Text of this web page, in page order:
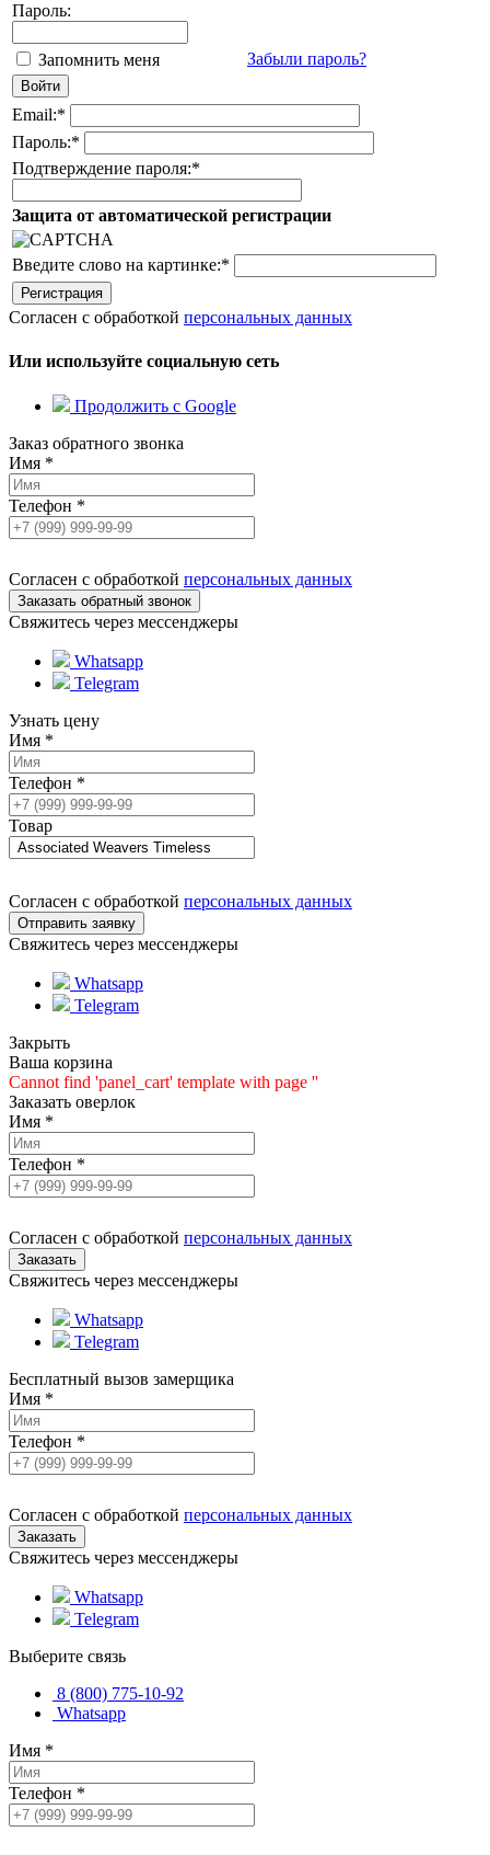
Пароль:
Запомнить меня Забыли пароль?
Email:*
Пароль:*
Подтверждение пароля:*
Защита от автоматической регистрации
Введите слово на картинке:*
Согласен с обработкой персональных данных
Или используйте социальную сеть
Продолжить с Google
Заказ обратного звонка
Имя *
Телефон *
Согласен с обработкой персональных данных
Свяжитесь через мессенджеры
Whatsapp
Telegram
Узнать цену
Имя *
Телефон *
Товар
Согласен с обработкой персональных данных
Свяжитесь через мессенджеры
Whatsapp
Telegram
Закрыть
Ваша корзина
Cannot find 'panel_cart' template with page ''
Заказать оверлок
Имя *
Телефон *
Согласен с обработкой персональных данных
Свяжитесь через мессенджеры
Whatsapp
Telegram
Бесплатный вызов замерщика
Имя *
Телефон *
Согласен с обработкой персональных данных
Свяжитесь через мессенджеры
Whatsapp
Telegram
Выберите связь
8 (800) 775-10-92
Whatsapp
Имя *
Телефон *